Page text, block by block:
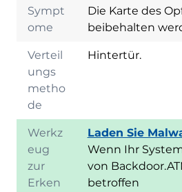
Sympt
ome
Die Karte des
beibehalten
Verteil
ungs
metho
de
Hintertür.
Werkz
eug
zur
Erken
Laden Sie
Wenn Ihr
von
betroffen